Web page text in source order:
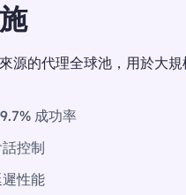
源的代理全球池，用於大規
成功率
控制
性能